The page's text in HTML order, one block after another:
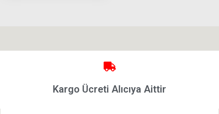
Linea
Kargo Ücreti Alıcıya Aittir